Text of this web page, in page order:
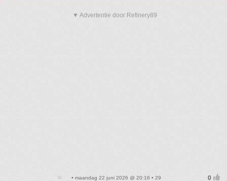
▼ Advertentie door Refinery89
• maandag 22 juni 2026 @ 20:16 • 29